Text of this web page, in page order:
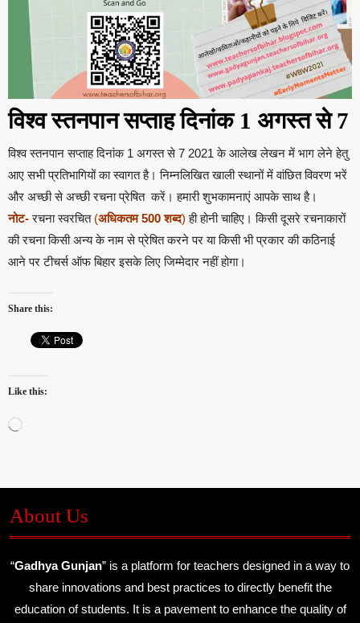
विश्व स्तनपान सप्ताह दिनांक 1 अगस्त से 7
विश्व स्तनपान सप्ताह दिनांक 1 अगस्त से 7 2021 के आलेख लेखन में भाग लेने हेतु
आए सभी प्रतिभागियों का स्वागत है। निम्नलिखित खाली स्थानों में वांछित विवरण भरें
और अच्छी से अच्छी रचना प्रेषित करें। हमारी शुभकामनाएं आपके साथ है।
नोट-रचना स्वरचित(अधिकतम 500 शब्द)ही होनी चाहिए। किसी दूसरे रचनाकारों
की रचना किसी अन्य के नाम से प्रेषित करने पर या किसी भी प्रकार की कठिनाई
आने पर टीचर्स ऑफ बिहार इसके लिए जिम्मेदार नहीं होगा।
Share this:
Like this:
Loading…
About Us
“Gadhya Gunjan” is a platform for teachers designed in a way to
share innovations and best practices to directly benefit the
education of students. It is a pavement to enhance the quality of